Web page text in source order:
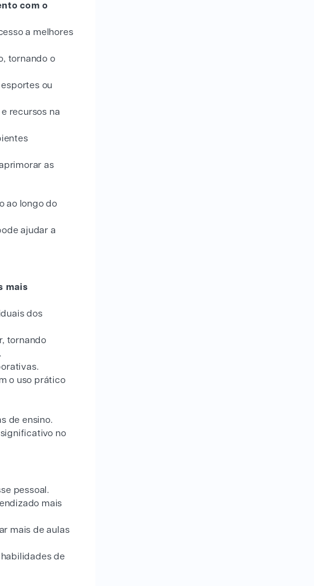
com o
a melhores
tornando o
ou
recursos na
as
ao longo do
ajudar a
mais
dos
tornando
o uso prático
de ensino.
no
pessoal.
mais
mais de aulas
de